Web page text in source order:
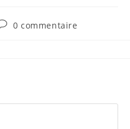
0 commentaire